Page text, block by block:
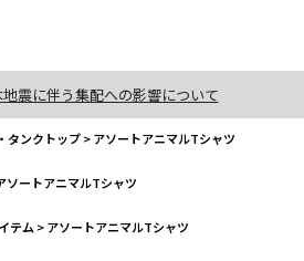
震に伴う集配への影響について
タンクトップ>アソートアニマルTシャツ
ソートアニマルTシャツ
テム >アソートアニマルTシャツ